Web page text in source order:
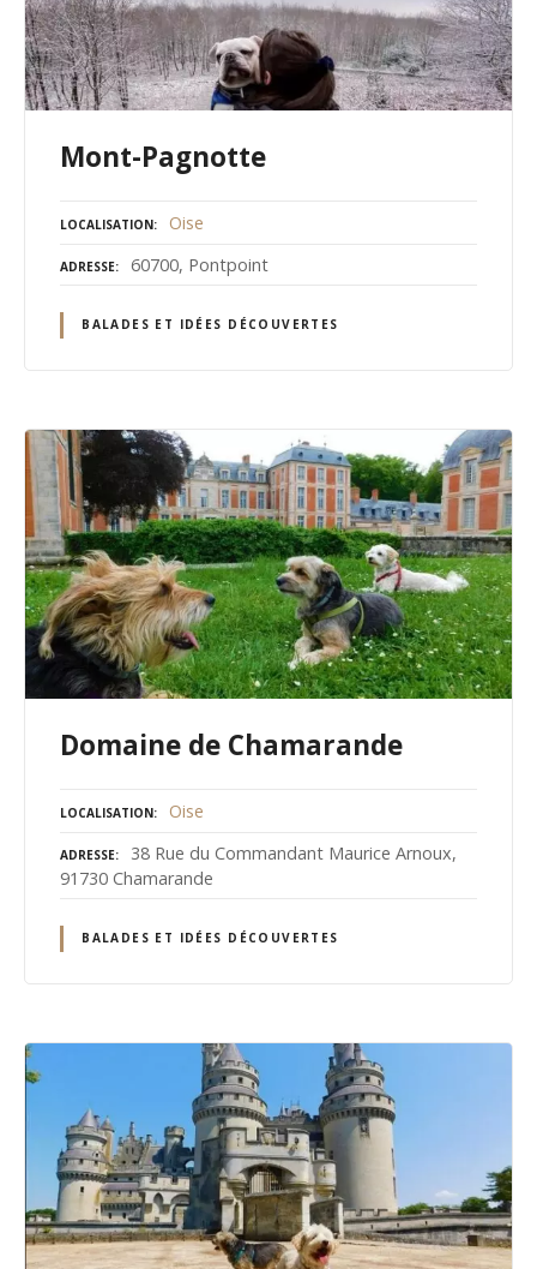
Mont-Pagnotte
LOCALISATION Oise
ADRESSE 60700, Pontpoint
BALADES ET IDÉES DÉCOUVERTES
Domaine de Chamarande
LOCALISATION Oise
ADRESSE
38 Rue du Commandant Maurice Arnoux,
91730 Chamarande
BALADES ET IDÉES DÉCOUVERTES